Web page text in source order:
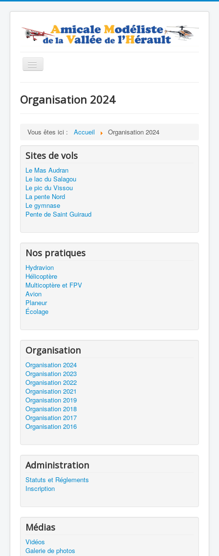
Basculer
Contacts
Boutique
Organisation 2024
Vous êtes ici : Accueil Organisation 2024
Sites de vols
Le Mas Audran
Le lac du Salagou
Le pic du Vissou
La pente Nord
Le gymnase
Pente de Saint Guiraud
Nos pratiques
Hydravion
Hélicoptère
Multicoptère et FPV
Avion
Planeur
Écolage
Organisation
Organisation 2024
Organisation 2023
Organisation 2022
Organisation 2021
Organisation 2019
Organisation 2018
Organisation 2017
Organisation 2016
Administration
Statuts et Réglements
Inscription
Médias
Vidéos
Galerie de photos